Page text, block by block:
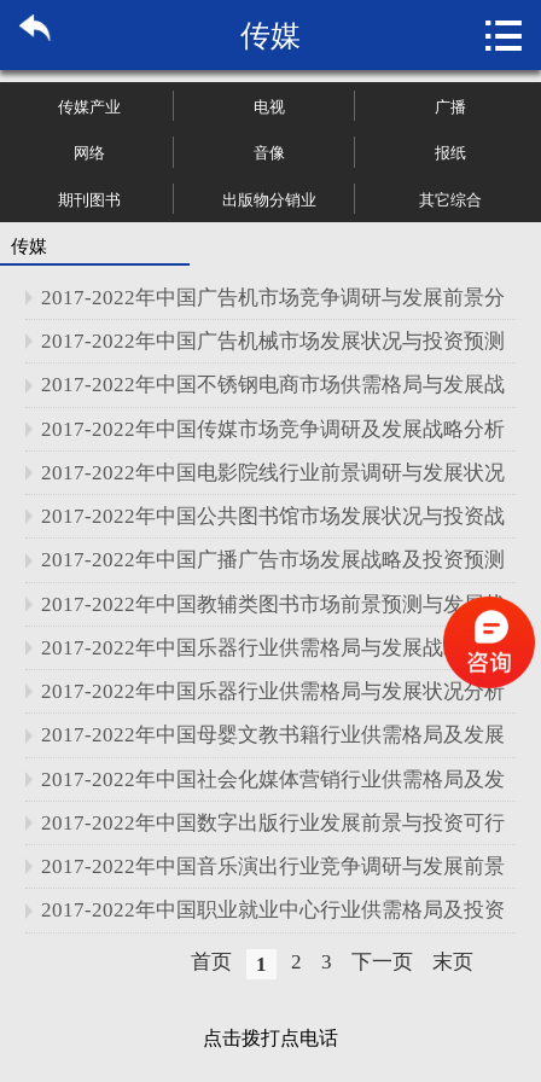
关于博纳
管理咨询
大数据
新闻资讯
加入我们
传媒 
传媒产业 电视 广播
网络 音像 报纸
期刊图书 出版物分销业 其它综合
传媒
2017-2022年中国广告机市场竞争调研与发展前景分
析报告
2017-2022年中国广告机械市场发展状况与投资预测
分析报告
2017-2022年中国不锈钢电商市场供需格局与发展战
略分析报告
2017-2022年中国传媒市场竞争调研及发展战略分析
报告
2017-2022年中国电影院线行业前景调研与发展状况
分析报告
2017-2022年中国公共图书馆市场发展状况与投资战
略研究报告
2017-2022年中国广播广告市场发展战略及投资预测
分析报告
2017-2022年中国教辅类图书市场前景预测与发展状
况分析报告
2017-2022年中国乐器行业供需格局与发展战略分析
报告
2017-2022年中国乐器行业供需格局与发展状况分析
报告
2017-2022年中国母婴文教书籍行业供需格局及发展
战略分析报告
2017-2022年中国社会化媒体营销行业供需格局及发
展战略分析报告
2017-2022年中国数字出版行业发展前景与投资可行
性研究报告
2017-2022年中国音乐演出行业竞争调研与发展前景
分析报告
2017-2022年中国职业就业中心行业供需格局及投资
首页 1 2 3 下一页 末页
点击拨打点电话